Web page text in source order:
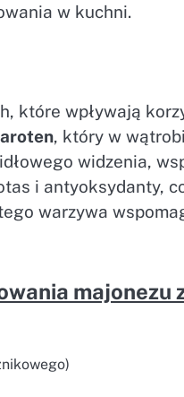
w kuchni.
które wpływają
, który w
widzenia,
i antyoksydanty,
warzywa
majonezu